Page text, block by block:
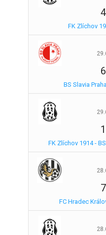
4
FK Zlíchov
6
BS Slavia
1
FK Zlíchov 1914 -
7
FC Hradec